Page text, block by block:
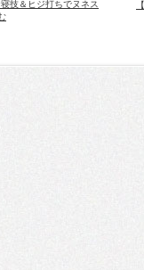
技＆ヒジ打ちでヌネス